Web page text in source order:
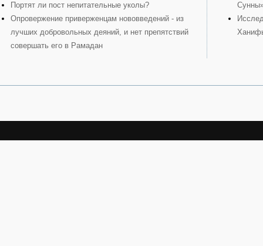
Портят ли пост непитательные уколы?
Опровержение приверженцам нововведений - из
лучших добровольных деяний, и нет препятствий
совершать его в Рамадан